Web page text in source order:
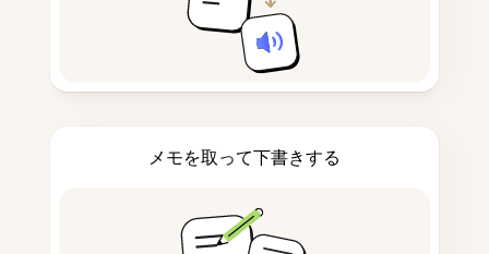
メモを取って下書きする